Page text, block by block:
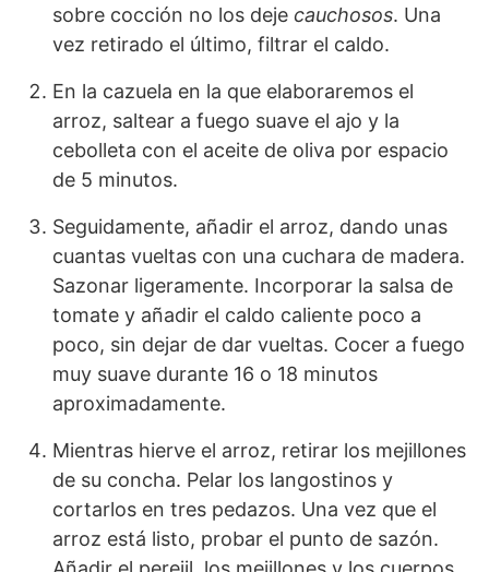
sobre cocción no los deje cauchosos. Una
vez retirado el último, filtrar el caldo.
En la cazuela en la que elaboraremos el
arroz, saltear a fuego suave el ajo y la
cebolleta con el aceite de oliva por espacio
de 5 minutos.
Seguidamente, añadir el arroz, dando unas
cuantas vueltas con una cuchara de madera.
Sazonar ligeramente. Incorporar la salsa de
tomate y añadir el caldo caliente poco a
poco, sin dejar de dar vueltas. Cocer a fuego
muy suave durante 16 o 18 minutos
aproximadamente.
Mientras hierve el arroz, retirar los mejillones
de su concha. Pelar los langostinos y
cortarlos en tres pedazos. Una vez que el
arroz está listo, probar el punto de sazón.